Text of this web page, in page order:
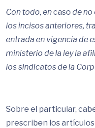
Con todo, encaso de no
los incisos anteriores,
entrada en vigencia de
ministerio de la ley la
los sindicatos de la
Sobre el particular,
prescriben los artículos